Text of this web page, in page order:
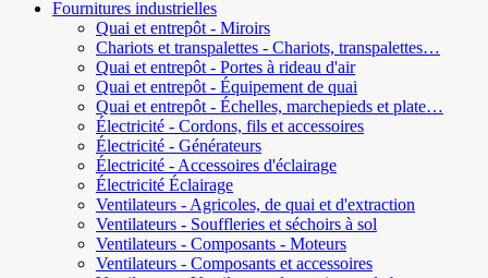
Fournitures industrielles
Quai et entrepôt - Miroirs
Chariots et transpalettes - Chariots, transpalettes…
Quai et entrepôt - Portes à rideau d'air
Quai et entrepôt - Équipement de quai
Quai et entrepôt - Échelles, marchepieds et plate…
Électricité - Cordons, fils et accessoires
Électricité - Générateurs
Électricité - Accessoires d'éclairage
Électricité Éclairage
Ventilateurs - Agricoles, de quai et d'extraction
Ventilateurs - Souffleries et séchoirs à sol
Ventilateurs - Composants - Moteurs
Ventilateurs - Composants et accessoires